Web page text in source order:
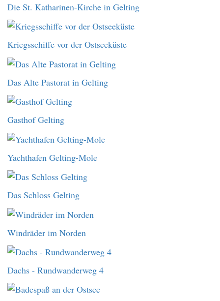
Die St. Katharinen-Kirche in Gelting
Kriegsschiffe vor der Ostseeküste
Das Alte Pastorat in Gelting
Gasthof Gelting
Yachthafen Gelting-Mole
Das Schloss Gelting
Windräder im Norden
Dachs - Rundwanderweg 4